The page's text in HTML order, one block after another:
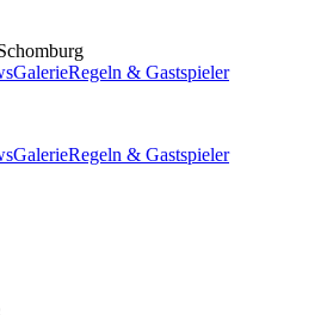
GalerieRegeln & Gastspieler
GalerieRegeln & Gastspieler